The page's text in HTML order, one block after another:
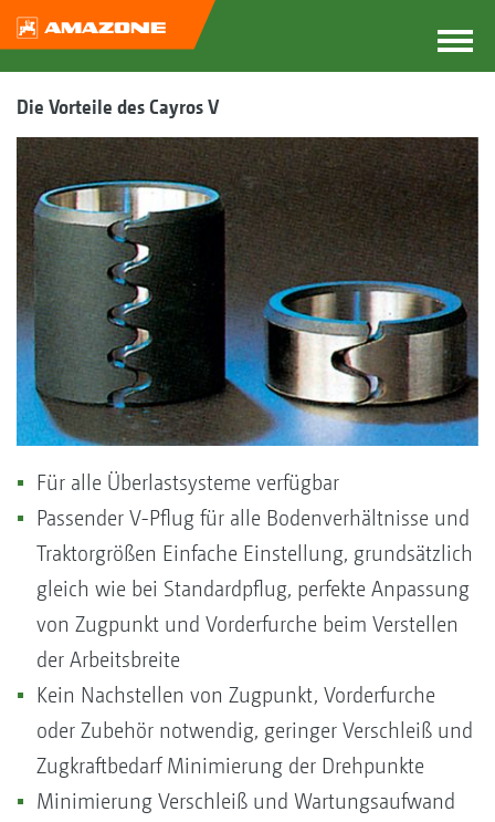
Die Vorteile des Cayros V
Für alle Überlastsysteme verfügbar
Passender V-Pflug für alle Bodenverhältnisse und
Traktorgrößen Einfache Einstellung, grundsätzlich
gleich wie bei Standardpflug, perfekte Anpassung
von Zugpunkt und Vorderfurche beim Verstellen
der Arbeitsbreite
Kein Nachstellen von Zugpunkt, Vorderfurche
oder Zubehör notwendig, geringer Verschleiß und
Zugkraftbedarf Minimierung der Drehpunkte
Minimierung Verschleiß und Wartungsaufwand